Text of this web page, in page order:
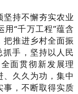
持不懈夯实农业
“千万工程”蕴含
推进乡村全面振
抓手，坚持以人民
面贯彻新发展理
久久为功，集中
事，不断取得实质